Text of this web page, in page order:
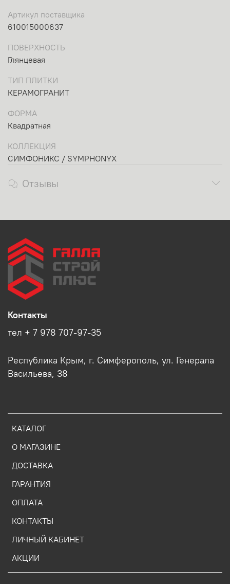
Артикул поставщика
610015000637
ПОВЕРХНОСТЬ
Глянцевая
ТИП ПЛИТКИ
КЕРАМОГРАНИТ
ФОРМА
Квадратная
КОЛЛЕКЦИЯ
СИМФОНИКС / SYMPHONYX
Отзывы
КАТАЛОГ
О МАГАЗИНЕ
ДОСТАВКА
ГАРАНТИЯ
ОПЛАТА
КОНТАКТЫ
ЛИЧНЫЙ КАБИНЕТ
АКЦИИ
Контакты
тел + 7 978 707-97-35
Республика Крым, г. Симферополь, ул. Генерала
Васильева, 38